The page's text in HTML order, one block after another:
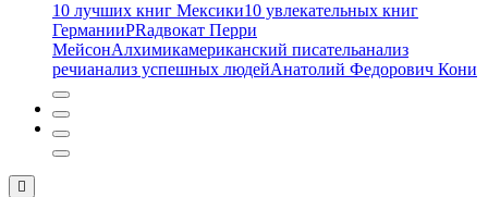
10 лучших книг Мексики10 увлекательных книг
ГерманииPRадвокат Перри
МейсонАлхимикамериканский писательанализ
речианализ успешных людейАнатолий Федорович Кони